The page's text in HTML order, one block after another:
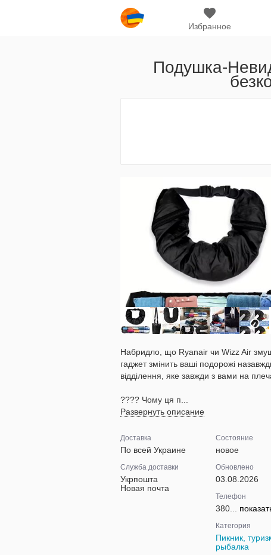
Избранное
Подушка-
Набридло, що Ryanair чи Wizz Air
гаджет змінить ваші подорожі
відділення, яке завжди з вами на
???? Чому ця п...
Развернуть описание
Доставка
По всей Украине
Служба доставки
Укрпошта
Новая почта
Состояние
новое
Обновлено
03.08.2026
Телефон
380...
Категория
Пикник,
рыбалка